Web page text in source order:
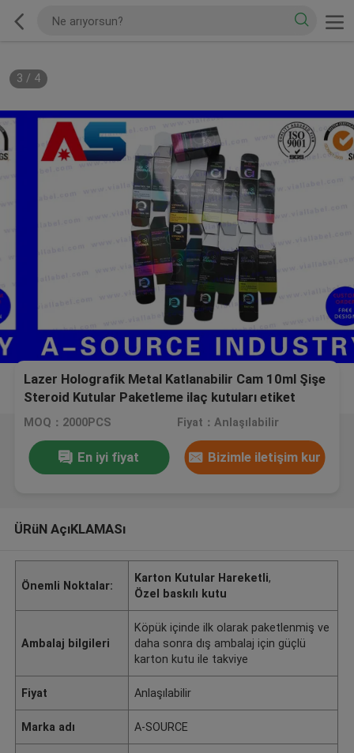
3 / 4
Lazer Holografik Metal Katlanabilir Cam 10ml Şişe
Steroid Kutular Paketleme ilaç kutuları etiket
MOQ：2000PCS Fiyat：Anlaşılabilir
En iyi fiyat Bizimle iletişim kur
ÜRüN AçıKLAMASı
Önemli Noktalar:
Karton Kutular Hareketli,
Özel baskılı kutu
Ambalaj bilgileri
Köpük içinde ilk olarak paketlenmiş ve
daha sonra dış ambalaj için güçlü
karton kutu ile takviye
Fiyat Anlaşılabilir
Marka adı A-SOURCE